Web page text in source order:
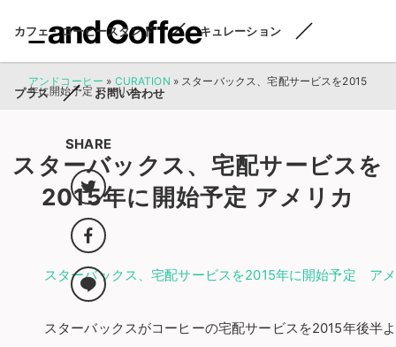
カフェ・コーヒースタンド キュレーション
プラス お問い合わせ
アンドコーヒー » CURATION » スターバックス、宅配サービスを2015
年に開始予定 アメリカ
スターバックス、宅配サービスを
2015年に開始予定 アメリカ
SHARE
スターバックス、宅配サービスを2015年に開始予定 ア
スターバックスがコーヒーの宅配サービスを2015年後半